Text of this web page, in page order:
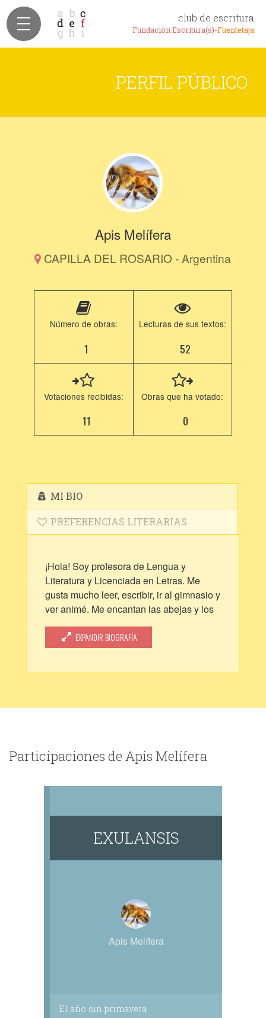
club de escritura
Fundación Escritura(s)-Fuentetaja
PERFIL PÚBLICO
Apis Melífera
CAPILLA DEL ROSARIO - Argentina
Número de obras:
1
Lecturas de sus textos:
52
Votaciones recibidas:
11
Obras que ha votado:
0
MI BIO
PREFERENCIAS LITERARIAS
¡Hola! Soy profesora de Lengua y
Literatura y Licenciada en Letras. Me
gusta mucho leer, escribir, ir al gimnasio y
ver animé. Me encantan las abejas y los
conejos. Mis escritores favoritos son
Oscar Wilde, Alejandro Dolina, Mo Xiang
Tong Xiu, Meatbun y Kafka.
EXPANDIR BIOGRAFÍA
Participaciones de Apis Melífera
EXULANSIS
Apis Melífera
El año sin primavera